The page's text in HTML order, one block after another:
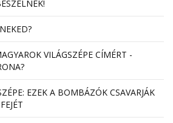
VILÁGSZÉPE CÍMÉRT -
EZEK A BOMBÁZÓK CSAVARJÁK